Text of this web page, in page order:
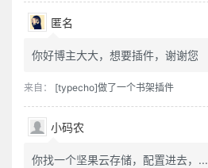
匿名
你好博主大大，想要插件，谢谢您
来自： [typecho]做了一个书架插件
小码农
你找一个坚果云存储，配置进去，...